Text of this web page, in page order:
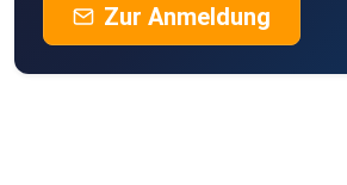
Zur Anmeldung